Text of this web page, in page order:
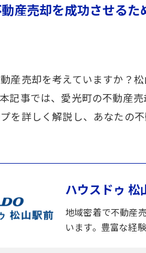
産売却を成功させるた
産売却を考えていますか？
記事では、愛光町の不動産
を詳しく解説し、あなたの不
ハウスドゥ 松
地域密着で不動産
います。豊富な経